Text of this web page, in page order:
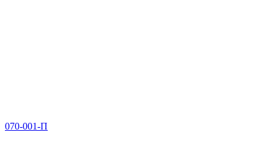
070-001-П